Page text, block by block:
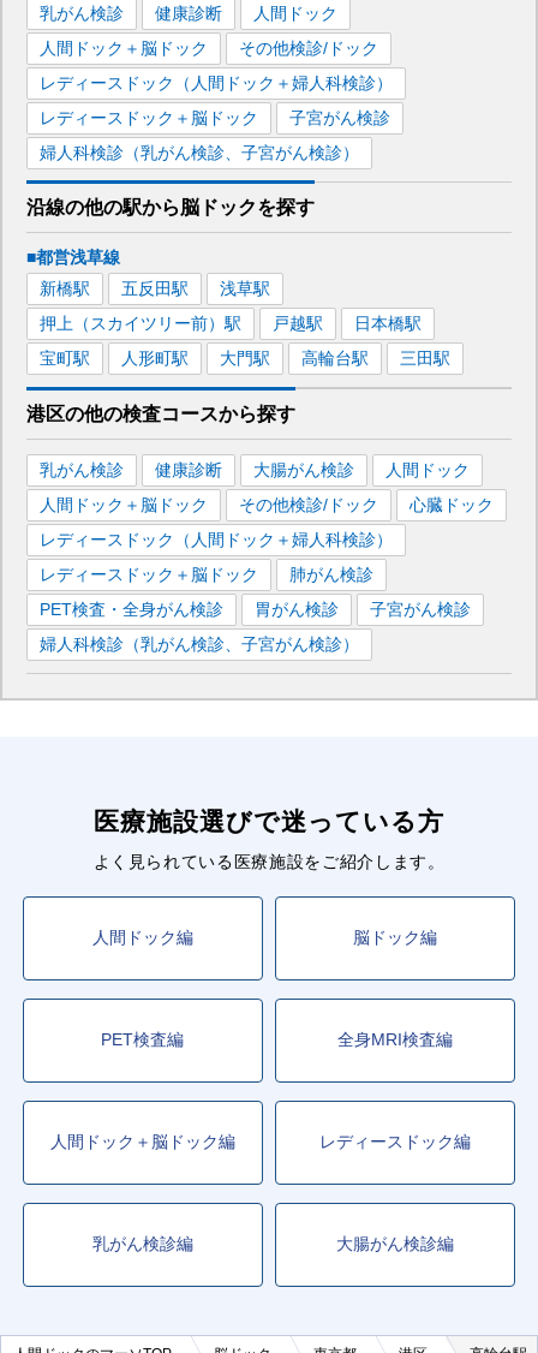
乳がん検診 健康診断
人間ドック
人間ドック＋脳ドック
その他検診/ドック
レディースドック（人間ドック＋婦人科検診）
レディースドック＋脳ドック
子宮がん検診
婦人科検診（乳がん検診、子宮がん検診）
沿線の他の駅から脳ドックを探す
■都営浅草線
新橋駅 五反田駅 浅草駅
押上（スカイツリー前）駅 戸越駅 日本橋駅
宝町駅 人形町駅 大門駅 高輪台駅 三田駅
港区の他の検査コースから探す
乳がん検診 健康診断 大腸がん検診
人間ドック
人間ドック＋脳ドック
その他検診/ドック
心臓ドック
レディースドック（人間ドック＋婦人科検診）
レディースドック＋脳ドック
肺がん検診
PET検査・全身がん検診
胃がん検診
子宮がん検診
婦人科検診（乳がん検診、子宮がん検診）
医療施設選びで迷っている方
よく見られている医療施設をご紹介します。
人間ドック編 脳ドック編
PET検査編 全身MRI検査編
人間ドック＋脳ドック編 レディースドック編
乳がん検診編 大腸がん検診編